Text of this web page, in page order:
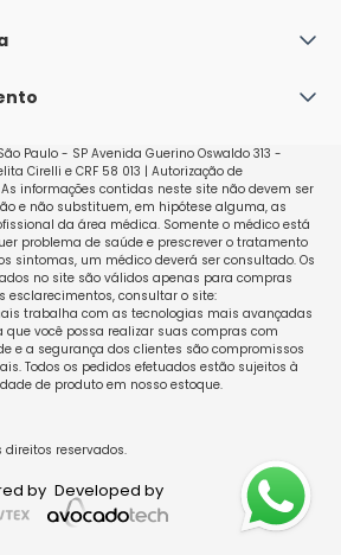
Paulo - SP Avenida Guerino Oswaldo 313 -
Cirelli e CRF 58 013 | Autorização de
informações contidas neste site não devem ser
e não substituem, em hipótese alguma, as
da área médica. Somente o médico está
problema de saúde e prescrever o tratamento
sintomas, um médico deverá ser consultado. Os
no site são válidos apenas para compras
esclarecimentos, consultar o site:
trabalha com as tecnologias mais avançadas
que você possa realizar suas compras com
e a segurança dos clientes são compromissos
Todos os pedidos efetuados estão sujeitos à
de produto em nosso estoque.
direitos reservados.
by Developed by